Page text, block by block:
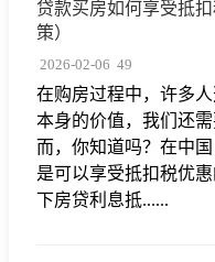
贷款买房如何享受抵
策）
2026-02-06 49
在购房过程中，许多
本身的价值，我们还
而，你知道吗？在中
是可以享受抵扣税优
下房贷利息抵......